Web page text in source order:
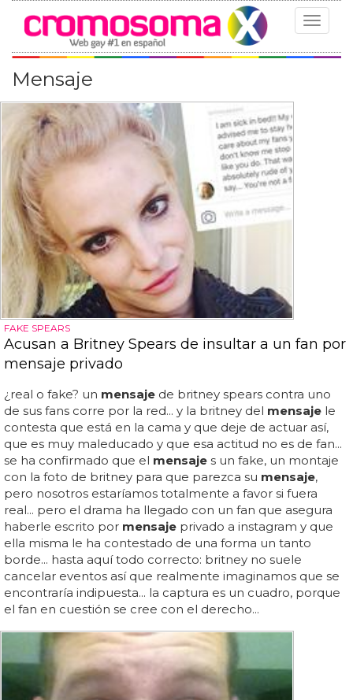
Toggle
Mensaje
FAKE SPEARS
Acusan a Britney Spears de insultar a un fan por
mensaje privado
¿real o fake? un mensaje de britney spears contra uno
de sus fans corre por la red... y la britney del mensaje le
contesta que está en la cama y que deje de actuar así,
que es muy maleducado y que esa actitud no es de fan...
se ha confirmado que el mensaje s un fake, un montaje
con la foto de britney para que parezca su mensaje,
pero nosotros estaríamos totalmente a favor si fuera
real... pero el drama ha llegado con un fan que asegura
haberle escrito por mensaje privado a instagram y que
ella misma le ha contestado de una forma un tanto
borde... hasta aquí todo correcto: britney no suele
cancelar eventos así que realmente imaginamos que se
encontraría indipuesta... la captura es un cuadro, porque
el fan en cuestión se cree con el derecho...